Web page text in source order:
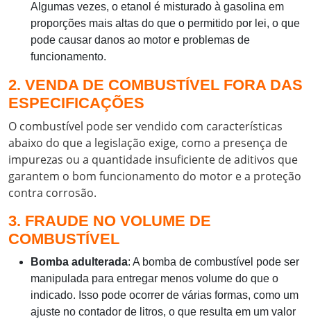
Algumas vezes, o etanol é misturado à gasolina em
proporções mais altas do que o permitido por lei, o que
pode causar danos ao motor e problemas de
funcionamento.
2. VENDA DE COMBUSTÍVEL FORA DAS
ESPECIFICAÇÕES
O combustível pode ser vendido com características
abaixo do que a legislação exige, como a presença de
impurezas ou a quantidade insuficiente de aditivos que
garantem o bom funcionamento do motor e a proteção
contra corrosão.
3. FRAUDE NO VOLUME DE
COMBUSTÍVEL
Bomba adulterada: A bomba de combustível pode ser
manipulada para entregar menos volume do que o
indicado. Isso pode ocorrer de várias formas, como um
ajuste no contador de litros, o que resulta em um valor